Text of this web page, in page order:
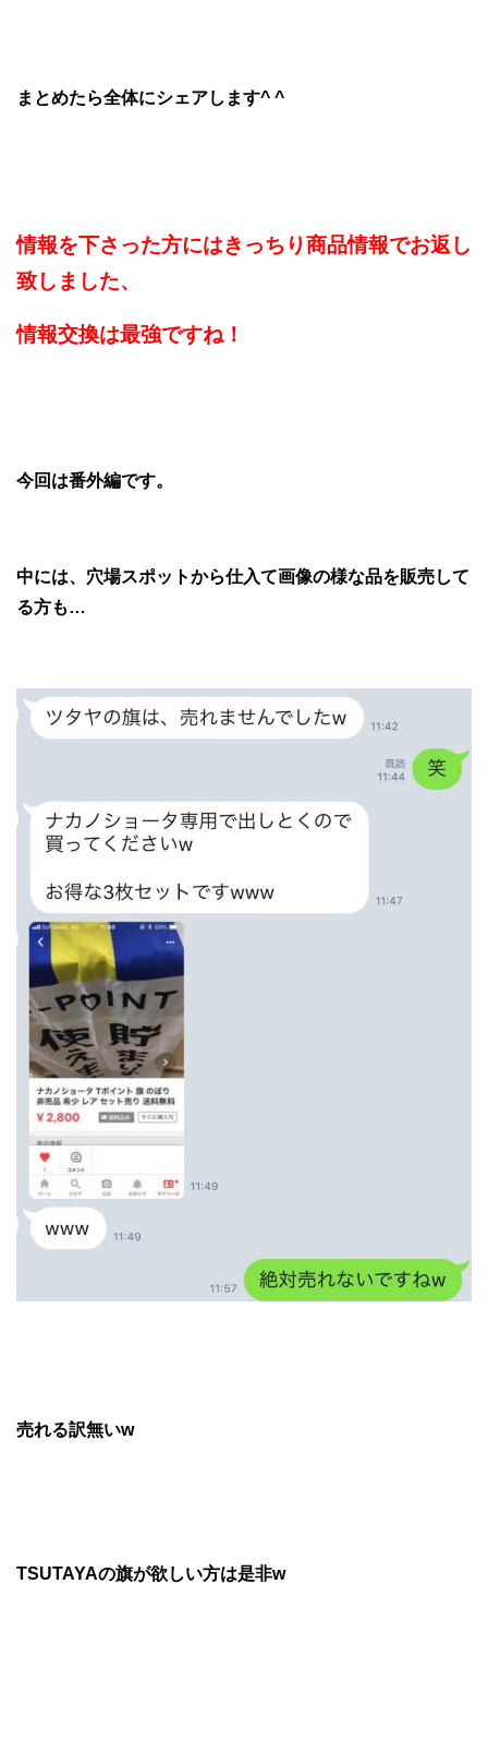
まとめたら全体にシェアします^ ^
情報を下さった方にはきっちり商品情報でお返し
致しました、
情報交換は最強ですね！
今回は番外編です。
中には、穴場スポットから仕入て画像の様な品を販売して
る方も…
売れる訳無いw
TSUTAYAの旗が欲しい方は是非w